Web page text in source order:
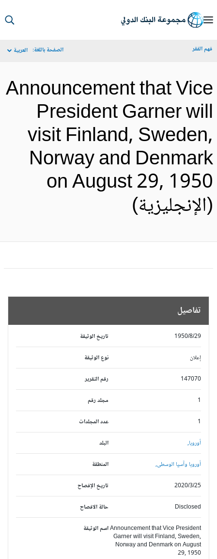
الفقر الصفحة باللغة: العربية
Announcement that
President Garner
visit Finland,
Norway and
on August 29,
تفاصيل
تاريخ الوثيقة 1950/8/29
نوع الوثيقة إعلان
رقم التقرير 147070
مجلد رقم
عدد المجلدات
البلد أوروبا,
المنطقة أوروبا وآسيا الوسطى,
تاريخ الإفصاح 2020/3/25
حالة الافصاح Disclosed
اسم الوثيقةAnnouncement that Vice President
Garner will visit Finland, Sweden,
Norway and Denmark on August
29, 1950